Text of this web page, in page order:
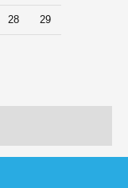
28 29